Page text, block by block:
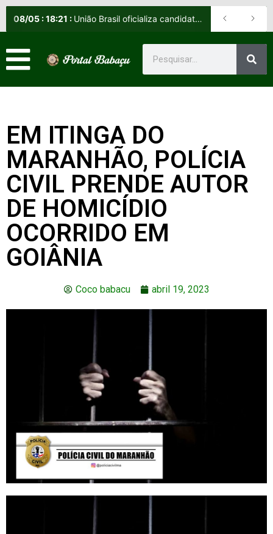
08/05 :18:21 : União Brasil oficializa candidatos e reafirma apoio a Orleans Brandão ao Governo do Maranhão
EM ITINGA DO
MARANHÃO, POLÍCIA
CIVIL PRENDE AUTOR
DE HOMICÍDIO
OCORRIDO EM
GOIÂNIA
Coco babacu abril 19, 2023